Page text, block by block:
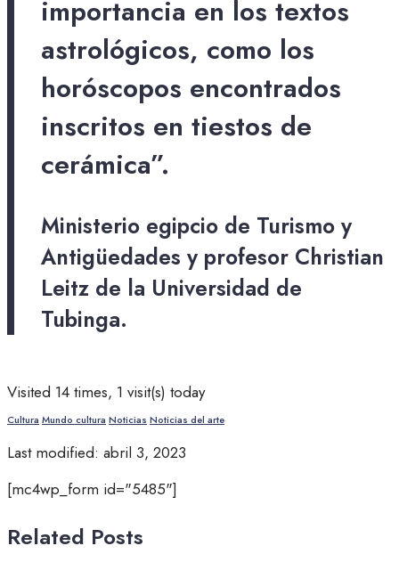
importancia en los textos
astrológicos, como los
horóscopos encontrados
inscritos en tiestos de
cerámica”.
Ministerio egipcio de Turismo y
Antigüedades y profesor Christian
Leitz de la Universidad de
Tubinga.
Visited 14 times, 1 visit(s) today
Cultura Mundo cultura Noticias Noticias del arte
Last modified: abril 3, 2023
[mc4wp_form id="5485"]
Related Posts